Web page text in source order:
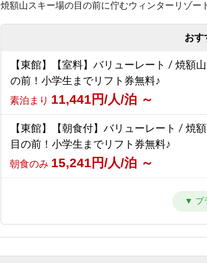
焼額山スキー場の目の前に佇むウィンターリゾー
おす
【東館】【室料】バリューレート / 焼額
の前！小学生までリフト券無料♪
素泊まり 11,441円/人/泊 ～
【東館】【朝食付】バリューレート / 焼
目の前！小学生までリフト券無料♪
朝食のみ 15,241円/人/泊 ～
1泊2食付き24,941円/人/泊 ～
【東館】【室料】連泊プラン / 焼額山ス